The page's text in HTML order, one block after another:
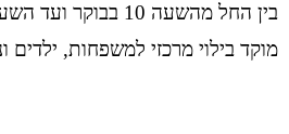
מוקד בילוי מרכזי למשפחות, ילדים